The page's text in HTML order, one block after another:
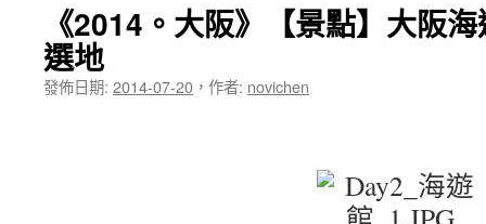
《2014。大阪》【景點】大阪
選地
發佈日期: 2014-07-20 ， 作者: novichen